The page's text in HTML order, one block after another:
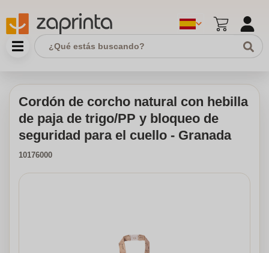
Cordón de corcho natural con hebilla
de paja de trigo/PP y bloqueo de
seguridad para el cuello - Granada
10176000